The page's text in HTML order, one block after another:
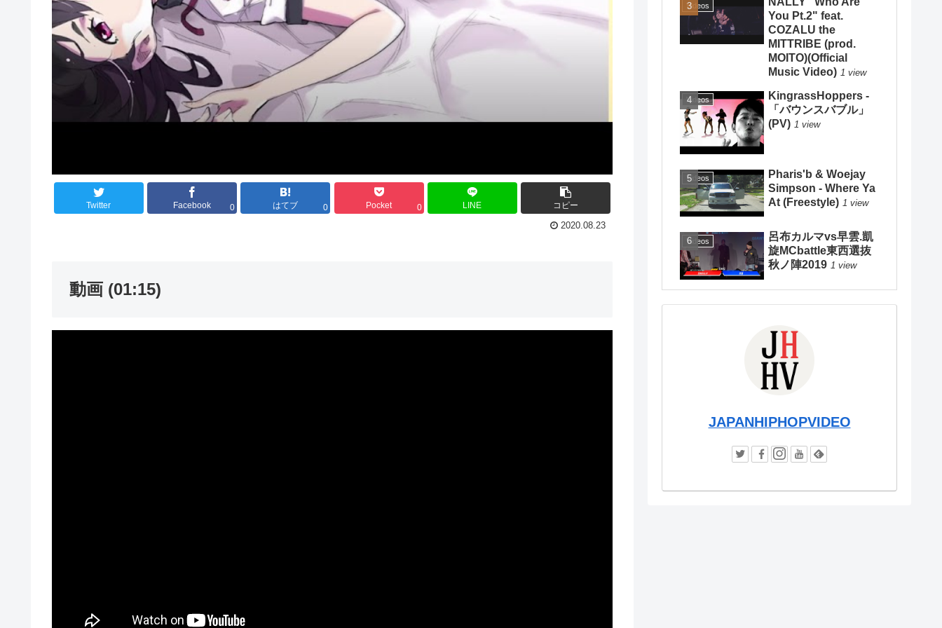
Twitter Facebook 0 はてブ 0 Pocket 0 LINE コピー
2020.08.23
動画 (01:15)
Videos
You Pt.2" feat.
COZALU the
MITTRIBE (prod.
MOITO)(Official
Music Video) 1 view
Videos
KingrassHoppers -
「バウンスバブル」
(PV) 1 view
Videos
Pharis'b & Woejay
Simpson - Where Ya
At (Freestyle) 1 view
Videos
呂布カルマvs早雲.凱
旋MCbattle東西選抜
秋ノ陣2019 1 view
JAPANHIPHOPVIDEO